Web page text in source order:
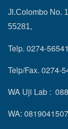
Jl.Colombo No.
55281,
Telp. 0274-
Telp/Fax. 0274-
WA Uji Lab :
WA: